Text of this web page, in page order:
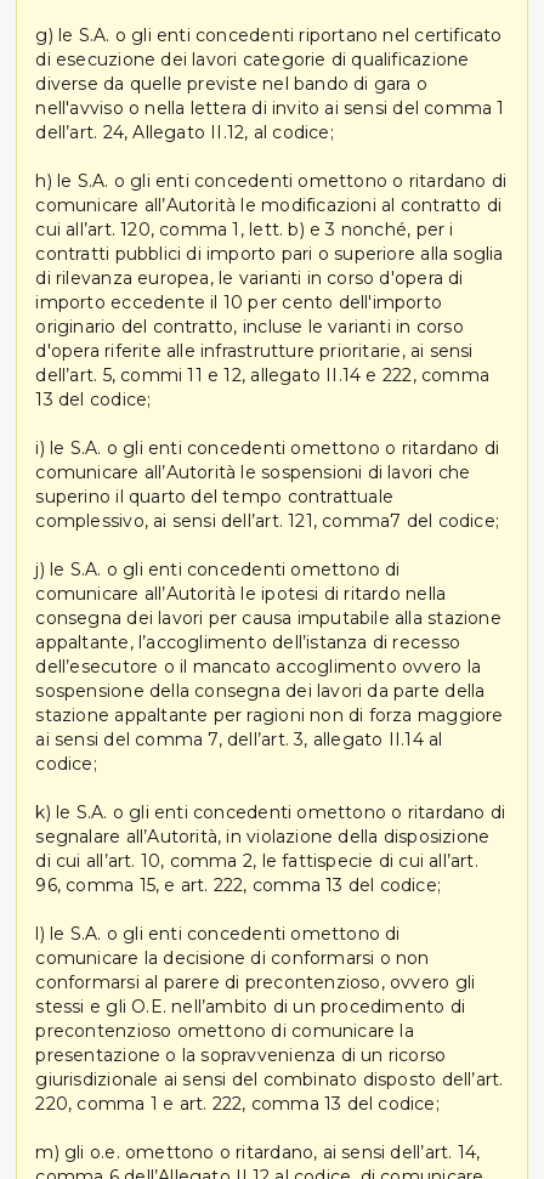
g) le S.A. o gli enti concedenti riportano nel certificato
di esecuzione dei lavori categorie di qualificazione
diverse da quelle previste nel bando di gara o
nell'avviso o nella lettera di invito ai sensi del comma 1
dell’art. 24, Allegato II.12, al codice;
h) le S.A. o gli enti concedenti omettono o ritardano di
comunicare all’Autorità le modificazioni al contratto di
cui all’art. 120, comma 1, lett. b) e 3 nonché, per i
contratti pubblici di importo pari o superiore alla soglia
di rilevanza europea, le varianti in corso d'opera di
importo eccedente il 10 per cento dell'importo
originario del contratto, incluse le varianti in corso
d'opera riferite alle infrastrutture prioritarie, ai sensi
dell’art. 5, commi 11 e 12, allegato II.14 e 222, comma
13 del codice;
i) le S.A. o gli enti concedenti omettono o ritardano di
comunicare all’Autorità le sospensioni di lavori che
superino il quarto del tempo contrattuale
complessivo, ai sensi dell’art. 121, comma7 del codice;
j) le S.A. o gli enti concedenti omettono di
comunicare all’Autorità le ipotesi di ritardo nella
consegna dei lavori per causa imputabile alla stazione
appaltante, l’accoglimento dell’istanza di recesso
dell’esecutore o il mancato accoglimento ovvero la
sospensione della consegna dei lavori da parte della
stazione appaltante per ragioni non di forza maggiore
ai sensi del comma 7, dell’art. 3, allegato II.14 al
codice;
k) le S.A. o gli enti concedenti omettono o ritardano di
segnalare all’Autorità, in violazione della disposizione
di cui all’art. 10, comma 2, le fattispecie di cui all’art.
96, comma 15, e art. 222, comma 13 del codice;
l) le S.A. o gli enti concedenti omettono di
comunicare la decisione di conformarsi o non
conformarsi al parere di precontenzioso, ovvero gli
stessi e gli O.E. nell’ambito di un procedimento di
precontenzioso omettono di comunicare la
presentazione o la sopravvenienza di un ricorso
giurisdizionale ai sensi del combinato disposto dell’art.
220, comma 1 e art. 222, comma 13 del codice;
m) gli o.e. omettono o ritardano, ai sensi dell’art. 14,